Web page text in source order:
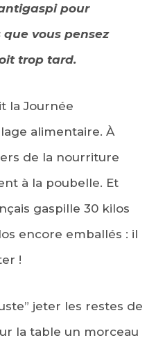
pour
vous pensez
trop tard.
la Journée
alimentaire. À
de la nourriture
à la poubelle. Et
gaspille 30 kilos
encore emballés : il
!
jeter les restes de
la table un morceau